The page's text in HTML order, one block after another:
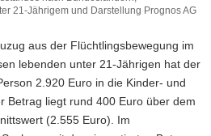
21-Jährigem und Darstellung Prognos AG
aus der Flüchtlingsbewegung im
lebenden unter 21-Jährigen hat der
2.920 Euro in die Kinder- und
Betrag liegt rund 400 Euro über dem
(2.555 Euro). Im